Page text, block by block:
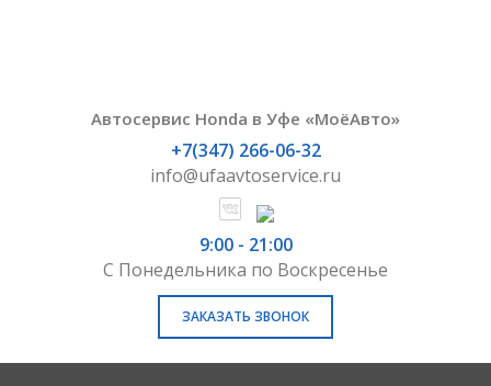
Автосервис Honda в Уфе «МоёАвто»
+7(347) 266-06-32
info@ufaavtoservice.ru
9:00 - 21:00
С Понедельника по Воскресенье
ЗАКАЗАТЬ ЗВОНОК